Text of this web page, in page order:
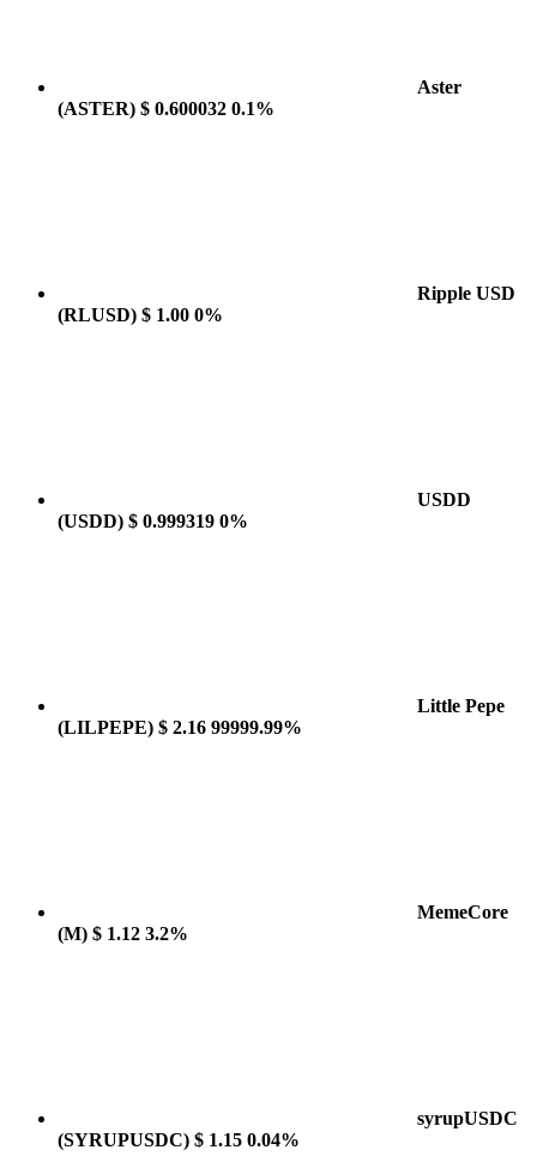
Aster
(ASTER) $ 0.600032 0.1%
Ripple USD
(RLUSD) $ 1.00 0%
USDD
(USDD) $ 0.999319 0%
Little Pepe
(LILPEPE) $ 2.16 99999.99%
MemeCore
(M) $ 1.12 3.2%
syrupUSDC
(SYRUPUSDC) $ 1.15 0.04%